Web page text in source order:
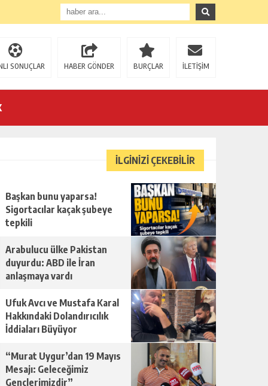
SONUÇLAR HABER GÖNDER BURÇLAR İLETİŞİM
İLGİNİZİ ÇEKEBİLİR
Başkan bunu yaparsa!
Sigortacılar kaçak şubeye
tepkili
Arabulucu ülke Pakistan
duyurdu: ABD ile İran
anlaşmaya vardı
Ufuk Avcı ve Mustafa Karal
Hakkındaki Dolandırıcılık
İddiaları Büyüyor
“Murat Uygur’dan 19 Mayıs
Mesajı: Geleceğimiz
Gençlerimizdir”